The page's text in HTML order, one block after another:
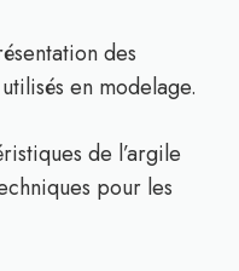
des
en modelage.
de l’argile
pour les